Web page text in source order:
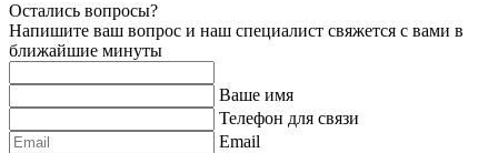
Остались вопросы?
Напишите ваш вопрос и наш специалист свяжется с вами в
ближайшие минуты
Ваше имя
Телефон для связи
Email